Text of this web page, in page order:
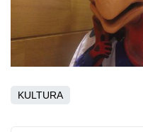
KULTURA